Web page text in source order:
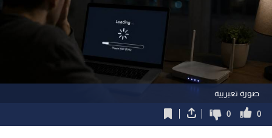
صورة تعبريية
0
0